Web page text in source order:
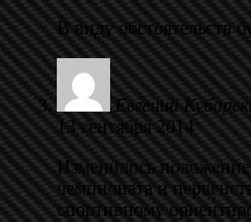
В виду обстоятельств
Евгений
13 сентября 2014
Изменилось
чемпионата и
спортивному